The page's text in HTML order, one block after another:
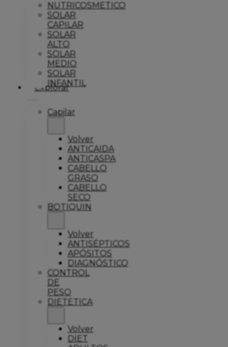
NUTRICOSMETICO
SOLAR
CAPILAR
SOLAR
ALTO
SOLAR
MEDIO
SOLAR
INFANTIL
Explorar
Capilar
Volver
ANTICAIDA
ANTICASPA
CABELLO
GRASO
CABELLO
SECO
BOTIQUIN
Volver
ANTISÉPTICOS
APÓSITOS
DIAGNÓSTICO
CONTROL
DE
PESO
DIETETICA
Volver
DIET